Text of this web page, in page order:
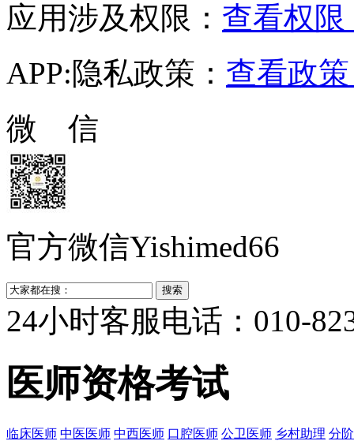
应用涉及权限： 查看权限
APP:隐私政策： 查看政
微 信
官方微信Yishimed66
24小时客服电话：010-
医师资格考试
临床医师 中医医师 中西医师 口腔医师 公卫医师 乡村助理 分